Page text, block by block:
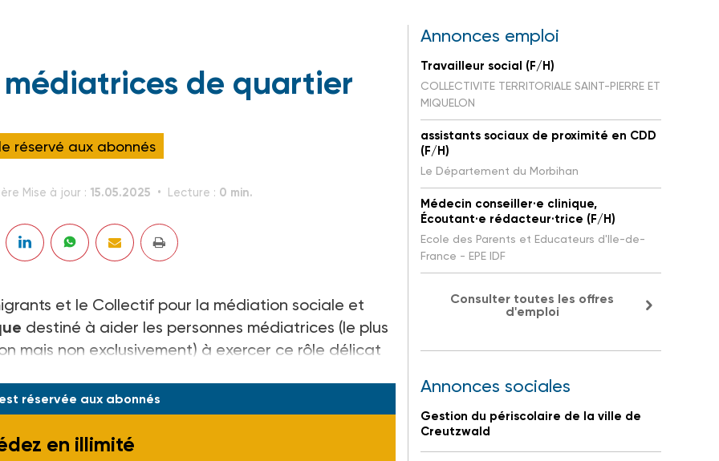
de quartier
réservé aux abonnés
Mise à jour : 15.05.2025 Lecture : 0 min.
et le Collectif pour la médiation sociale et
destiné à aider les personnes médiatrices (le plus
mais non exclusivement) à exercer ce rôle délicat
réservée aux abonnés
en illimité
Annonces emploi
Travailleur social (F/H)
COLLECTIVITE TERRITORIALE SAINT-PIERRE ET
MIQUELON
assistants sociaux de proximité en CDD
(F/H)
Le Département du Morbihan
Médecin conseiller·e clinique,
Écoutant·e rédacteur·trice (F/H)
Ecole des Parents et Educateurs d'Ile-de-
France - EPE IDF
Consulter toutes les offres
d'emploi
Annonces sociales
Gestion du périscolaire de la ville de
Creutzwald